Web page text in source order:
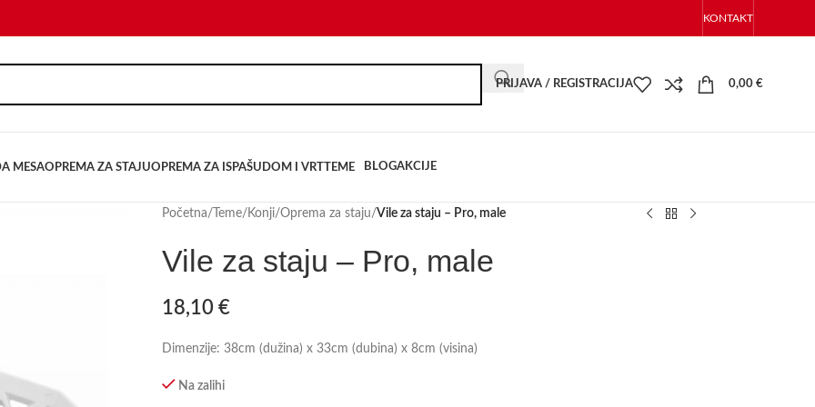
KONTAKT
PRIJAVA / REGISTRACIJA 0,00 €
MESAOPREMA ZA STAJUOPREMA ZA ISPAŠU DOM I VRTTEME BLOGAKCIJE
Početna/ Teme/ Konji/Oprema za staju/Vile za staju – Pro, male
Vile za staju – Pro, male
18,10 €
Dimenzije: 38cm (dužina) x 33cm (dubina) x 8cm (visina)
Na zalihi